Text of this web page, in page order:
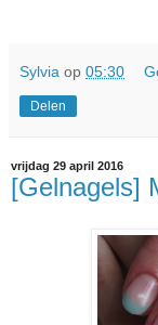
Sylvia op 05:30
Delen
vrijdag 29 april 2016
[Gelnagels]